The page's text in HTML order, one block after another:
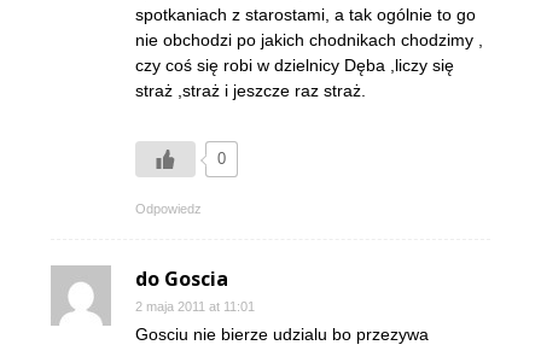
spotkaniach z starostami, a tak ogólnie to go
nie obchodzi po jakich chodnikach chodzimy ,
czy coś się robi w dzielnicy Dęba ,liczy się
straż ,straż i jeszcze raz straż.
0
Odpowiedz
do Goscia
2 maja 2011 at 11:01
Gosciu nie bierze udzialu bo przezywa